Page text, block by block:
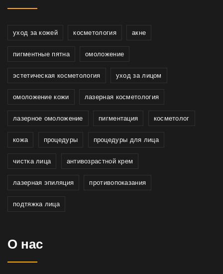
уход за кожей косметология акне
пигментные пятна омоложение
эстетическая косметология уход за лицом
омоложение кожи лазерная косметология
лазерное омоложение пигментация косметолог
кожа процедуры процедуры для лица
чистка лица антивозрастной крем
лазерная эпиляция противопоказания
подтяжка лица
О нас